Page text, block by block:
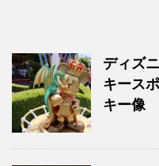
ディズ
キース
キー像